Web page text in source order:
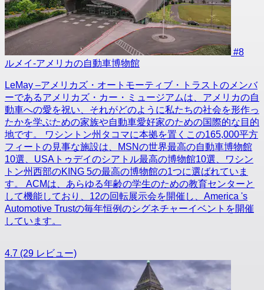
#8
ルメイ-アメリカの自動車博物館
LeMay –アメリカズ・オートモーティブ・トラストのメンバ
ーであるアメリカズ・カー・ミュージアムは、アメリカの自
動車への愛を祝い、それがどのように私たちの社会を形作っ
たかを学ぶための家族や自動車愛好家のための国際的な目的
地です。 ワシントン州タコマに本拠を置くこの165,000平方
フィートの見事な施設は、MSNの世界最高の自動車博物館
10選、USAトゥデイのシアトル最高の博物館10選、ワシン
トン州西部のKING 5の最高の博物館の1つに選ばれていま
す。 ACMは、あらゆる年齢の学生のための教育センターと
して機能しており、12の回転展示会を開催し、America 's
Automotive Trustの毎年恒例のシグネチャーイベントを開催
しています。
4.7 (29 レビュー)